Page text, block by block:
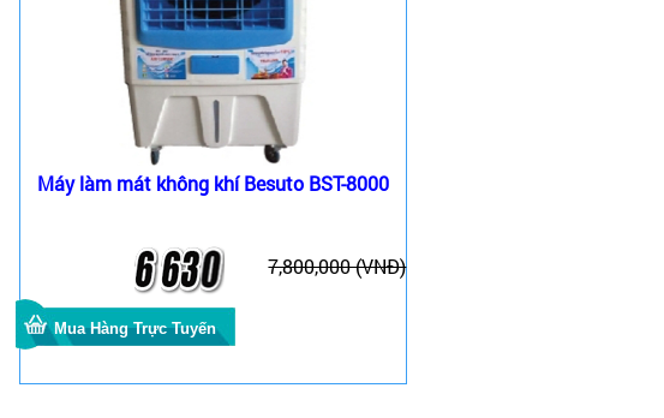
Máy làm mát không khí Besuto BST-8000
7,800,000 (VNĐ)